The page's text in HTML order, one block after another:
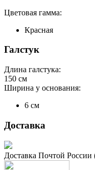
Цветовая гамма:
Красная
Галстук
Длина галстука:
150 см
Ширина у основания:
6 см
Доставка
Доставка Почтой